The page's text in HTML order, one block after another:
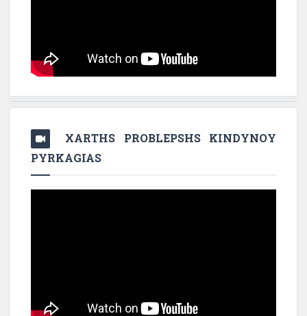
XARTHS PROBLEPSHS KINDYNOY
PYRKAGIAS